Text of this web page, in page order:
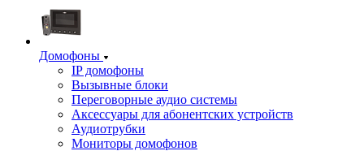
Домофоны
IP домофоны
Вызывные блоки
Переговорные аудио системы
Аксессуары для абонентских устройств
Аудиотрубки
Мониторы домофонов